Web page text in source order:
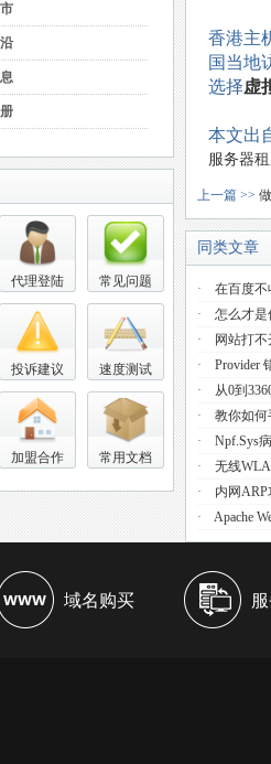
代理登陆 常见问题
投诉建议 速度测试
加盟合作 常用文档
香港主
国当地
选择虚
本文出
服务器
上一篇 >>
同类文章
· 在百度不
· 怎么才是
·
网站打
· Provider
· 从0到
· 教你如何
· Npf.sys
· 无线
· 内网
· Apache
域名购买